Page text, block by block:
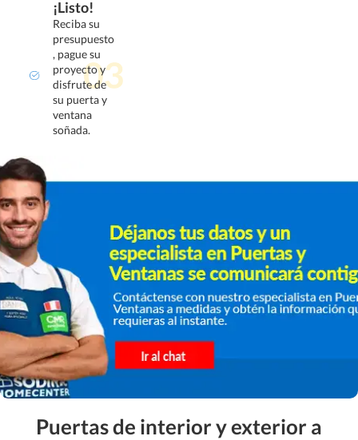
¡Listo!
Reciba su
presupuesto
, pague su
proyecto y
disfrute de
su puerta y
ventana
soñada.
Puertas de interior y exterior a